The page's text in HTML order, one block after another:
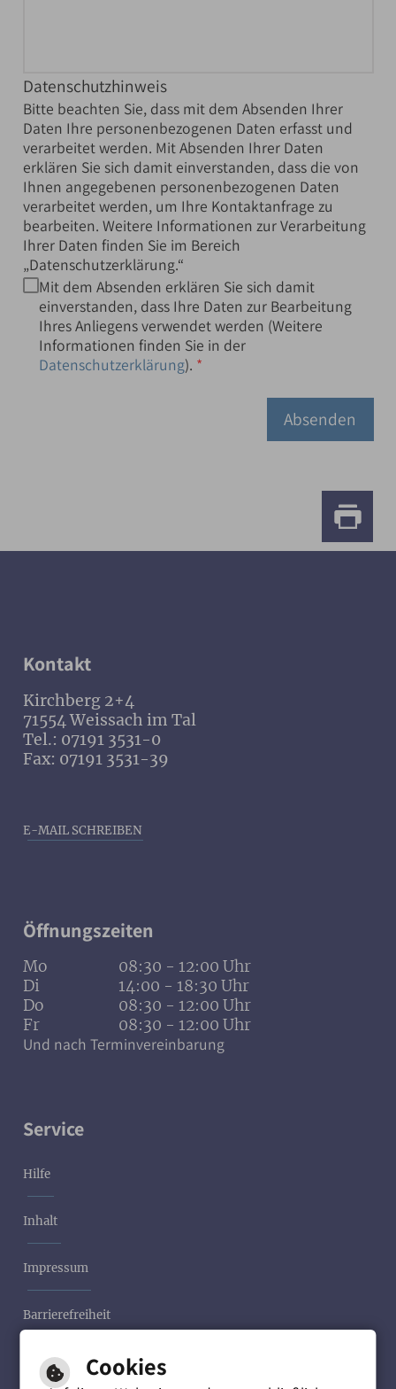
Datenschutzhinweis
Bitte beachten Sie, dass mit dem Absenden Ihrer
Daten Ihre personenbezogenen Daten erfasst und
verarbeitet werden. Mit Absenden Ihrer Daten
erklären Sie sich damit einverstanden, dass die von
Ihnen angegebenen personenbezogenen Daten
verarbeitet werden, um Ihre Kontaktanfrage zu
bearbeiten. Weitere Informationen zur Verarbeitung
Ihrer Daten finden Sie im Bereich
„Datenschutzerklärung.“
Mit dem Absenden erklären Sie sich damit
einverstanden, dass Ihre Daten zur Bearbeitung
Ihres Anliegens verwendet werden (Weitere
Informationen finden Sie in der
Datenschutzerklärung).
Absenden
Kontakt
Kirchberg 2+4
71554 Weissach im Tal
Tel.: 07191 3531-0
Fax: 07191 3531-39
E-MAIL SCHREIBEN
Öffnungszeiten
Mo
08:30 - 12:00 Uhr
Di
14:00 - 18:30 Uhr
Do
08:30 - 12:00 Uhr
Fr
08:30 - 12:00 Uhr
Und nach Terminvereinbarung
Service
Hilfe
Inhalt
Impressum
Barrierefreiheit
Datenschutzerklärung
Cookies